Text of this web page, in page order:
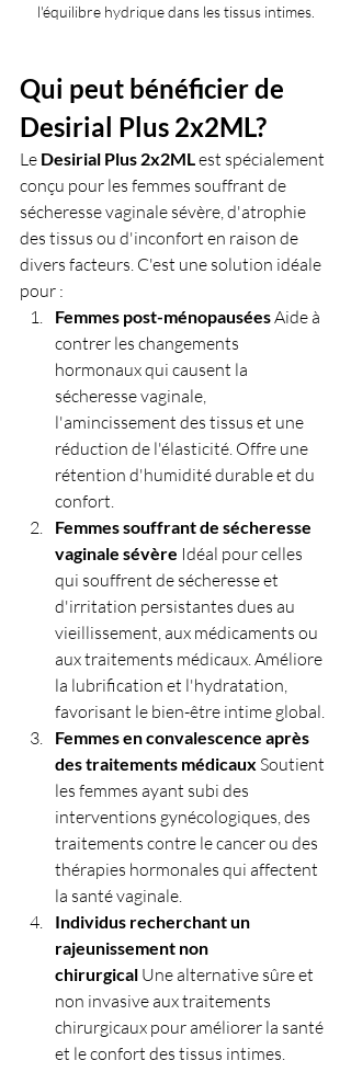
l'équilibre hydrique dans les tissus intimes.
Qui peut bénéficier de
Desirial Plus 2x2ML?
Le Desirial Plus 2x2ML est spécialement
conçu pour les femmes souffrant de
sécheresse vaginale sévère, d'atrophie
des tissus ou d'inconfort en raison de
divers facteurs. C'est une solution idéale
pour :
Femmes post-ménopausées Aide à
contrer les changements
hormonaux qui causent la
sécheresse vaginale,
l'amincissement des tissus et une
réduction de l'élasticité. Offre une
rétention d'humidité durable et du
confort.
Femmes souffrant de sécheresse
vaginale sévère Idéal pour celles
qui souffrent de sécheresse et
d'irritation persistantes dues au
vieillissement, aux médicaments ou
aux traitements médicaux. Améliore
la lubrification et l'hydratation,
favorisant le bien-être intime global.
Femmes en convalescence après
des traitements médicaux Soutient
les femmes ayant subi des
interventions gynécologiques, des
traitements contre le cancer ou des
thérapies hormonales qui affectent
la santé vaginale.
Individus recherchant un
rajeunissement non
chirurgical Une alternative sûre et
non invasive aux traitements
chirurgicaux pour améliorer la santé
et le confort des tissus intimes.